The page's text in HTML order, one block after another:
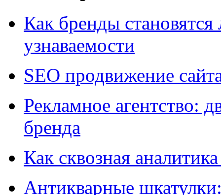
Как бренды
узнаваемости
SEO продвижение
Рекламное агентство:
бренда
Как сквозная
Антикварные